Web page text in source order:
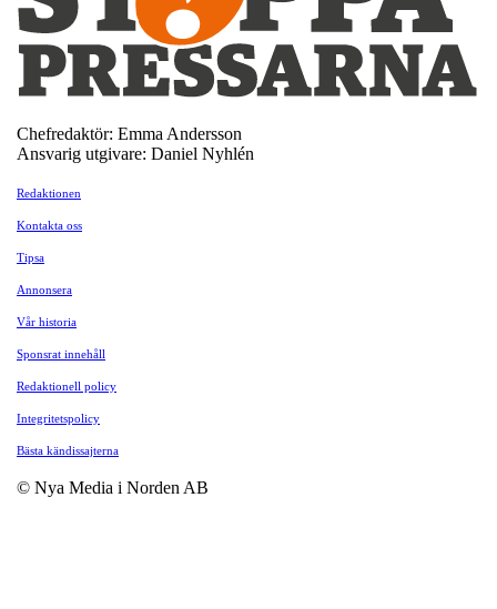
Chefredaktör: Emma Andersson
Ansvarig utgivare: Daniel Nyhlén
Redaktionen
Kontakta oss
Tipsa
Annonsera
Vår historia
Sponsrat innehåll
Redaktionell policy
Integritetspolicy
Bästa kändissajterna
© Nya Media i Norden AB